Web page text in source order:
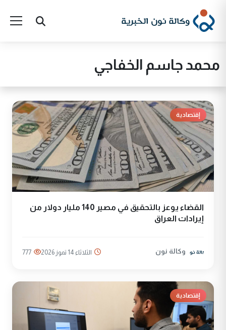
محمد جاسم الخفاجي
إقتصادية
القضاء يوعز بالتحقيق في مصير 140 مليار دولار من
إيرادات العراق
وكالة نون الثلاثاء 14 تموز 2026 777
إقتصادية